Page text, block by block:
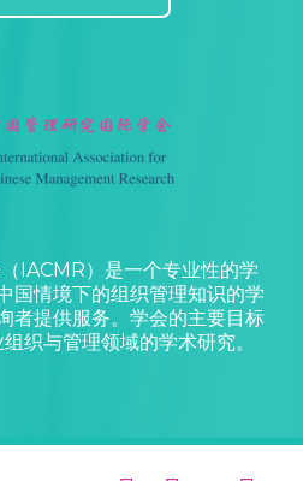
IACMR）是一个专业性的学
国情境下的组织管理知识的学
者提供服务。学会的主要目标
织与管理领域的学术研究。